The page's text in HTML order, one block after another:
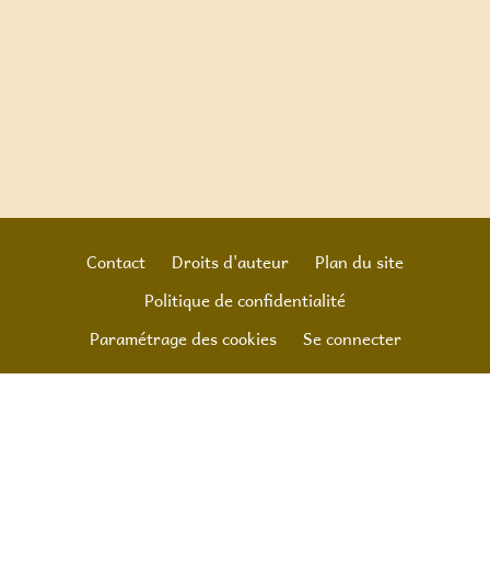
Footer
Contact Droits d'auteur
Plan du site
Politique de confidentialité
Paramétrage des cookies
Se connecter